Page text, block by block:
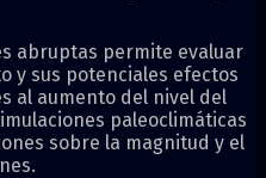
abruptas permite evaluar
y sus potenciales efectos
al aumento del nivel del
paleoclimáticas
sobre la magnitud y el